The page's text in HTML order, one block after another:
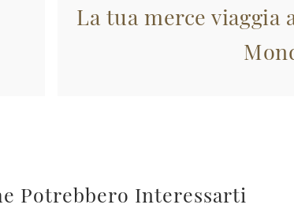
La tua merce
Potrebbero Interessarti